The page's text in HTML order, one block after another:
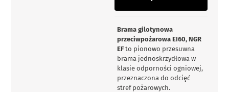
Brama gilotynowa
przeciwpożarowa EI60, NGR
EFto pionowo przesuwna
brama jednoskrzydłowa w
klasie odporności ogniowej,
przeznaczona do odcięć
stref pożarowych.